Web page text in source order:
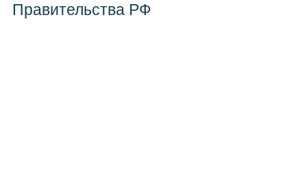
Правительства РФ